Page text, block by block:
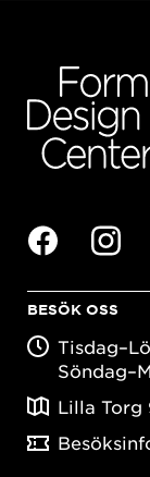
BESÖK OSS
Lilla Torg